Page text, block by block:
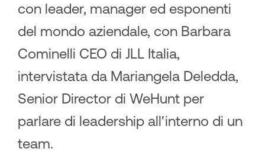
con leader, manager ed esponenti
del mondo aziendale, con Barbara
Cominelli CEO di JLL Italia,
intervistata da Mariangela Deledda,
Senior Director di WeHunt per
parlare di leadership all'interno di un
team.